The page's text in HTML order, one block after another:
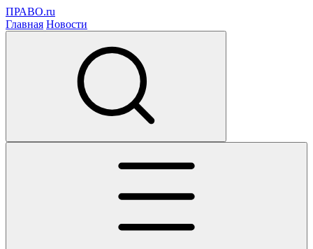
ПРАВО.ru
Главная Новости